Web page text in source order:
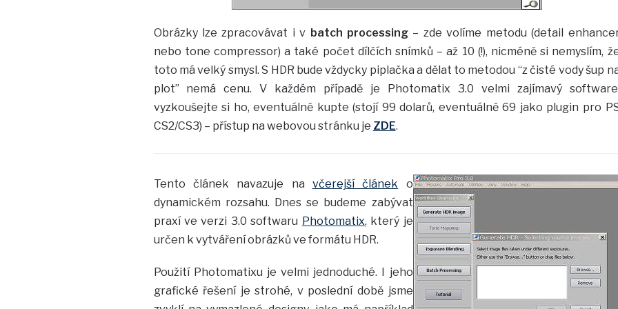
Obrázky lze zpracovávat i v batch processing – zde volíme metodu (detail
nebo tone compressor) a také počet dílčích snímků – až 10 (!), nicméně si nemyslím,
toto má velký smysl. S HDR bude vždycky piplačka a dělat to metodou “z čisté vody šup
plot” nemá cenu. V každém případě je Photomatix 3.0 velmi zajímavý
vyzkoušejte si ho, eventuálně kupte (stojí 99 dolarů, eventuálně 69 jako plugin pro
CS2/CS3) – přístup na webovou stránku je ZDE.
Tento článek navazuje na včerejší článek o
dynamickém rozsahu. Dnes se budeme zabývat
praxí ve verzi 3.0 softwaru Photomatix, který je
určen k vytváření obrázků ve formátu HDR.
Použití Photomatixu je velmi jednoduché. I jeho
grafické řešení je strohé, v poslední době jsme